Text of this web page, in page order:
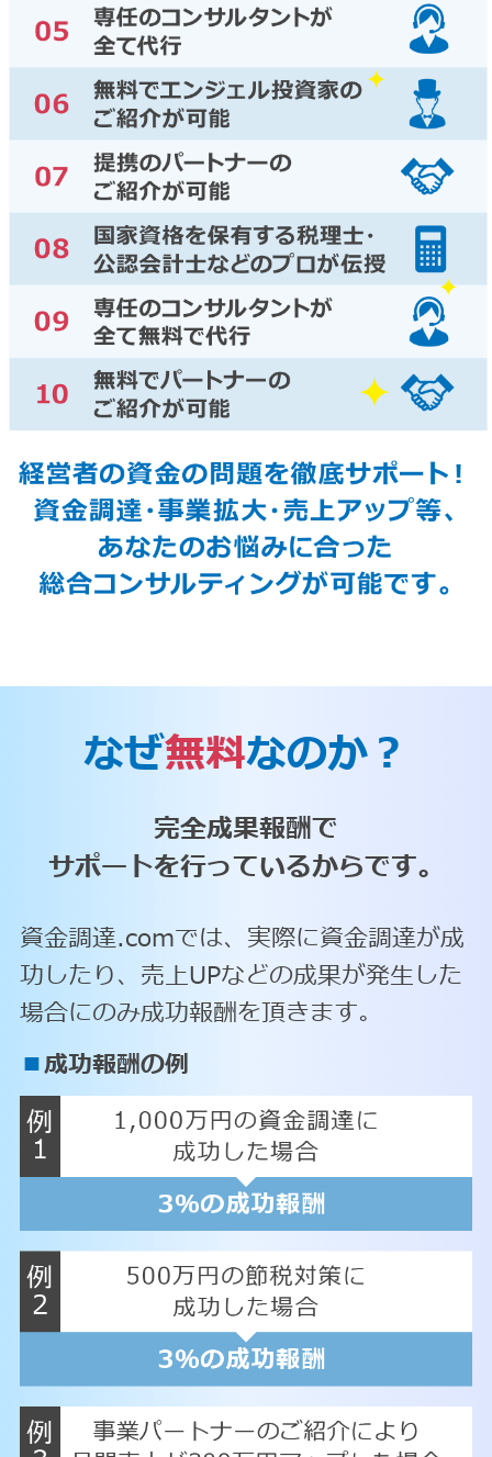
なぜ無料なのか？
完全成果報酬で
サポートを行っているからです。
資金調達.comでは、実際に資金調達が成
功したり、売上UPなどの成果が発生した
場合にのみ成功報酬を頂きます。
■成功報酬の例